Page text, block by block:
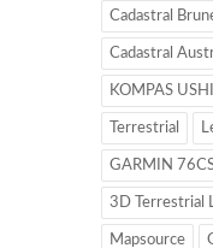
Cadastral
Cadastral
KOMPAS
Terrestrial
GARMIN
3D Terrestrial
Mapsource